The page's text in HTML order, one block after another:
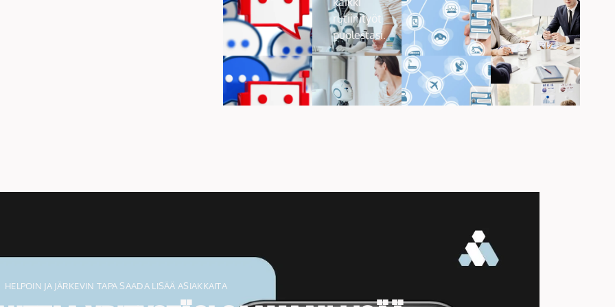
rutiinityöt
puolestasi.
HELPOIN JA JÄRKEVIN TAPA SAADA LISÄÄ ASIAKKAITA